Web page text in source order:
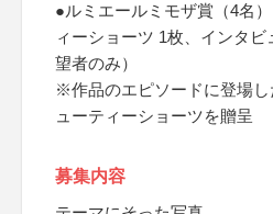
●ルミエールミモザ賞（4名
ィーショーツ 1枚、インタ
望者のみ）
※作品のエピソードに登場
ューティーショーツを贈呈
募集内容